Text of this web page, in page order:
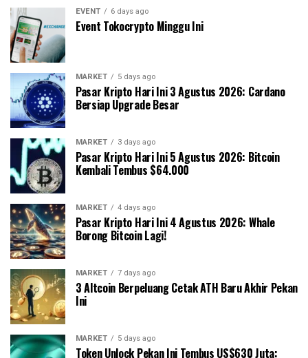
EVENT 6 days ago
Event Tokocrypto Minggu Ini
MARKET 5 days ago
Pasar Kripto Hari Ini 3 Agustus 2026: Cardano
Bersiap Upgrade Besar
MARKET 3 days ago
Pasar Kripto Hari Ini 5 Agustus 2026: Bitcoin
Kembali Tembus $64.000
MARKET 4 days ago
Pasar Kripto Hari Ini 4 Agustus 2026: Whale
Borong Bitcoin Lagi!
MARKET 7 days ago
3 Altcoin Berpeluang Cetak ATH Baru Akhir Pekan
Ini
MARKET 5 days ago
Token Unlock Pekan Ini Tembus US$630 Juta: